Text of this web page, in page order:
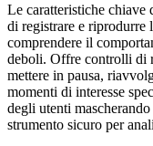
Le caratteristiche
di registrare e riprodurre
comprendere il
deboli. Offre controlli di
mettere in pausa,
momenti di interesse
degli utenti
strumento sicuro per